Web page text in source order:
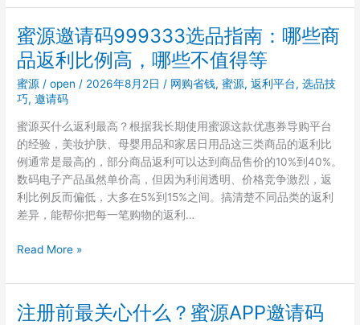
Test
Should
You
Take?
Big
Five,
or
Enneagram
for
ISTJ
蜜源邀请码999333选品指南：哪些商
品返利比例高，哪些不值得等
蜜源 /open / 2026年8月2日 / 网购省钱,蜜源,返利平台,选品技
巧,邀请码
蜜源买什么返利最高？根据我长期使用蜜源这款优惠券导购平台
的经验，美妆护肤、母婴用品和家居日用品这三类商品的返利比
例通常是最高的，部分商品返利可以达到商品售价的10%到40%。
数码电子产品虽然单价高，但因为利润透明、价格竞争激烈，返
利比例反而偏低，大多在5%到15%之间。搞清楚不同品类的返利
差异，能帮你把每一笔购物的返利…
蜜
邀
请
码
Read More »
注册前最关心什么？蜜源APP邀请码